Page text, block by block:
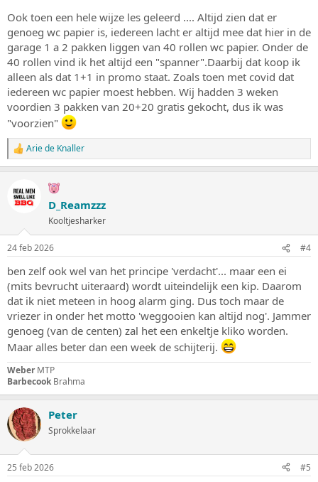
Ook toen een hele wijze les geleerd .... Altijd zien dat er
genoeg wc papier is, iedereen lacht er altijd mee dat hier in de
garage 1 a 2 pakken liggen van 40 rollen wc papier. Onder de
40 rollen vind ik het altijd een "spanner".Daarbij dat koop ik
alleen als dat 1+1 in promo staat. Zoals toen met covid dat
iedereen wc papier moest hebben. Wij hadden 3 weken
voordien 3 pakken van 20+20 gratis gekocht, dus ik was
"voorzien"
W
a
r
d
e
i
n
g
e
n
:
Arie de Knaller
D_Reamzzz
Kooltjesharker
24 feb 2026 #4
ben zelf ook wel van het principe 'verdacht'... maar een ei
(mits bevrucht uiteraard) wordt uiteindelijk een kip. Daarom
dat ik niet meteen in hoog alarm ging. Dus toch maar de
vriezer in onder het motto 'weggooien kan altijd nog'. Jammer
genoeg (van de centen) zal het een enkeltje kliko worden.
Maar alles beter dan een week de schijterij.
Weber MTP
Barbecook Brahma
Peter
Sprokkelaar
25 feb 2026 #5